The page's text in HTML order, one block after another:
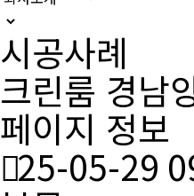
시공사례
크린룸 경남
페이지 정보
25-05-29